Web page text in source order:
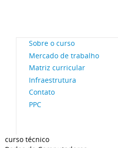
Sobre o curso
Mercado de trabalho
Matriz curricular
Infraestrutura
Contato
PPC
curso técnico